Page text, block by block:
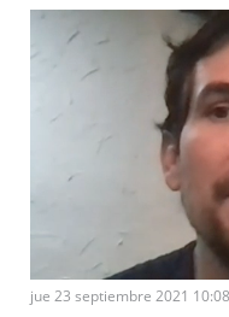
Unmute
12.71%
jue 23 septiembre 2021